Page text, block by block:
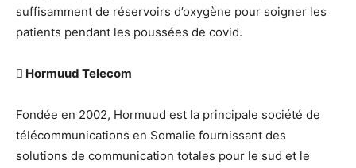
suffisamment de réservoirs d’oxygène pour soigner les
patients pendant les poussées de covid.
 Hormuud Telecom
Fondée en 2002, Hormuud est la principale société de
télécommunications en Somalie fournissant des
solutions de communication totales pour le sud et le